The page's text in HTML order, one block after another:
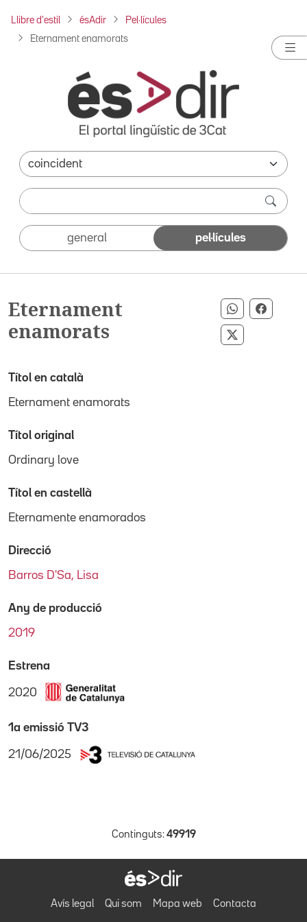
Llibre d'estil ésAdir Pel·lícules
Eternament enamorats
general pel·lícules
Eternament
enamorats
Compartir
Compartir
Títol en català
Eternament enamorats
Títol original
Ordinary love
Títol en castellà
Eternamente enamorados
Direcció
Barros D'Sa, Lisa
Any de producció
2019
Estrena
2020
1a emissió TV3
21/06/2025
Continguts: 49919
Avís legal Qui som Mapa web Contacta